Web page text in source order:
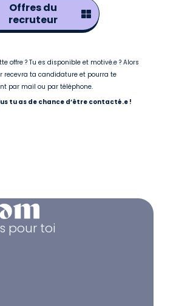
Offres du
recruteur
offre ? Tu es disponible et motivé.e ? Alors
recevra ta candidature et pourra te
par mail ou par téléphone.
tu as de chance d’être contacté.e !
pour toi